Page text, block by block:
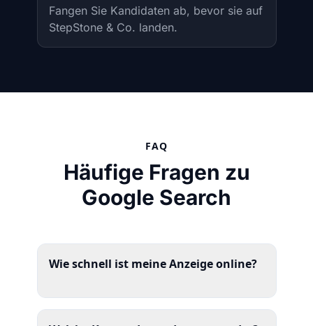
Fangen Sie Kandidaten ab, bevor sie auf
StepStone & Co. landen.
FAQ
Häufige Fragen zu
Google Search
Wie schnell ist meine Anzeige online?